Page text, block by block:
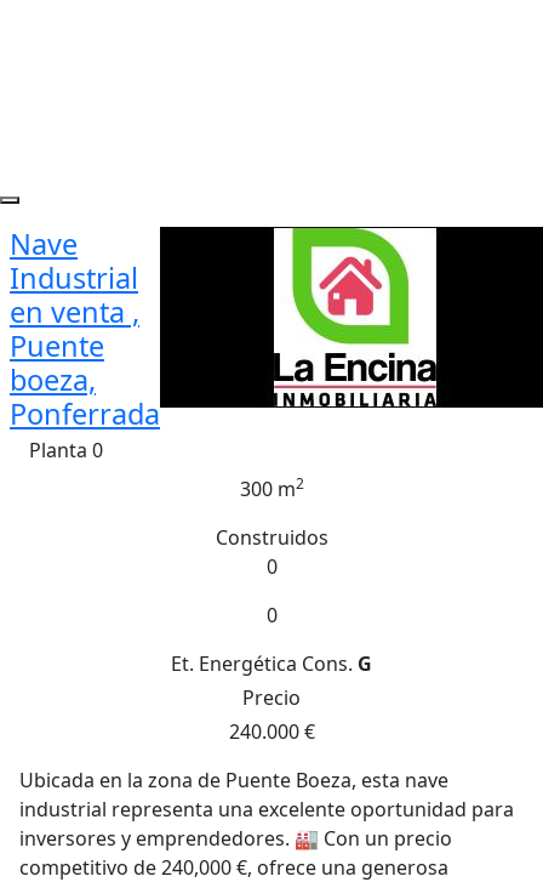
Nave
Industrial
en venta ,
Puente
boeza,
Ponferrada
Planta 0
300 m2
Construidos
0
0
Et. Energética Cons. G
Precio
240.000 €
Ubicada en la zona de Puente Boeza, esta nave
industrial representa una excelente oportunidad para
inversores y emprendedores. 🏭 Con un precio
competitivo de 240,000 €, ofrece una generosa